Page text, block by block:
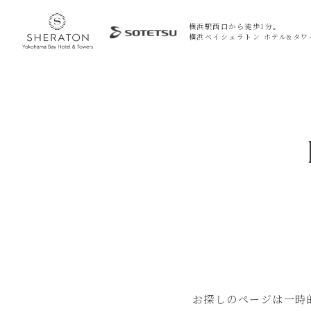
横浜駅西口から徒歩1分。
横浜ベイシェラトン ホテル&タワ
お探しのページは一